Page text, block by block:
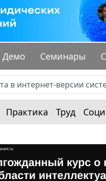
Демо Семинары
Практика Труд